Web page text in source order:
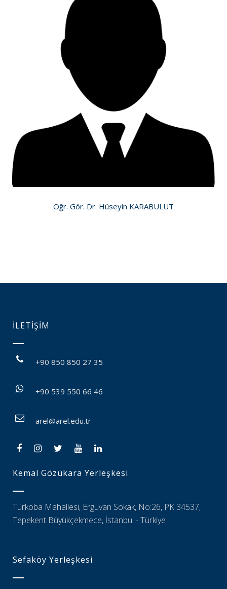
Öğr. Gör. Dr. Hüseyin KARABULUT
İLETİŞİM
+90 850 850 27 35
+90 539 550 66 46
arel@arel.edu.tr
Kemal Gözükara Yerleşkesi
Türkoba Mahallesi, Erguvan Sokak, No:26, PK 34537,
Tepekent Büyükçekmece, İstanbul - Türkiye
Sefaköy Yerleşkesi